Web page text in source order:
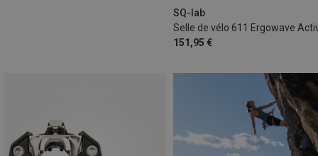
SQ-lab
151,95 €
15CM